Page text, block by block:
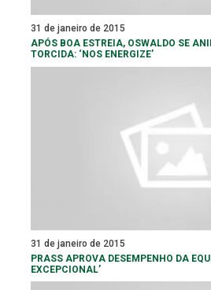
31 de janeiro de 2015
APÓS BOA ESTREIA, OSWALDO SE
TORCIDA: ‘NOS ENERGIZE’
31 de janeiro de 2015
PRASS APROVA DESEMPENHO DA
EXCEPCIONAL’